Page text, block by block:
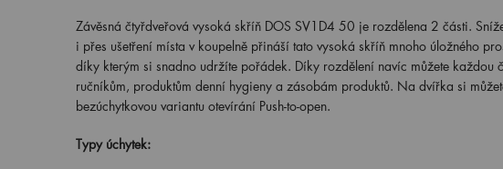
Závěsná čtyřdveřová vysoká skříň DOS SV1D4 50 je rozdělena 2 části.
i přes ušetření místa v koupelně přináší tato vysoká skříň mnoho úložného
díky kterým si snadno udržíte pořádek. Díky rozdělení navíc můžete každou
ručníkům, produktům denní hygieny a zásobám produktů. Na dvířka si
bezúchytkovou variantu otevírání Push-to-open.
Typy úchytek: